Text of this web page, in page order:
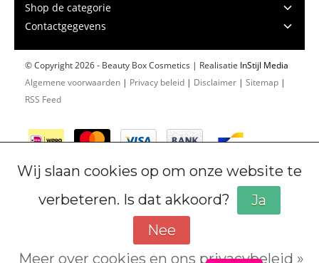
Shop de categorie
Contactgegevens
© Copyright 2026 - Beauty Box Cosmetics | Realisatie InStijl Media
Algemene voorwaarden | Privacy beleid | Disclaimer | Sitemap |
RSS Feed
Wij slaan cookies op om onze website te
verbeteren. Is dat akkoord?
Ja
Nee
Meer over cookies en ons privacybeleid »